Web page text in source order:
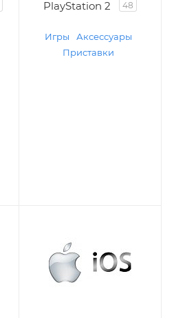
PlayStation 2 48
Игры
Аксессуары
Приставки